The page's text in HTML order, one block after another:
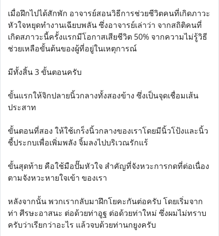
เมื่อฝึกไปได้สักพัก อาจารย์สอนวิธีการช่วยชีวิตคนที่เกิดภาวะ
หัวใจหยุดทำงานเฉียบพลัน ซึ่งอาจารย์เล่าว่า จากสถิติคนที่
เกิดสภาวะนี้ครั้งแรกมีโอกาสเสียชีวิต 50% จากความไม่รู้วิธี
ช่วยเหลือขั้นต้นของผู้ที่อยู่ในเหตุการณ์
มีทั้งสิ้น 3 ขั้นตอนครับ
ขั้นแรกให้จิกปลายนิ้วกลางทั้งสองข้าง ซึ่งเป็นจุดเชื่อมเส้น
ประสาท
ขั้นตอนที่สอง ให้ใช้เกร็งนิ้วกลางของเราโดยมีนิ้วโป้งและนิ้ว
ชี้ประกบเพื่อเพิ่มพลัง จิ้มลงไปบริเวณรักแร้
ขั้นสุดท้าย คือใช้มือปั๊มหัวใจ สำคัญที่จังหวะการกดที่ต่อเนื่อง
ตามจังหวะหายใจเข้า ของเรา
หลังจากนั้น พวกเรากลับมาฝึกโยคะกันต่อครับ โดยเริ่มจาก
ท่า ศีรษะอาสนะ ต่อด้วยท่าอูฐ ต่อด้วยท่าใหม่ ซึ่งผมไม่ทราบ
ครับว่าเรียกว่าอะไร แล้วจบด้วยท่านกยูงครับ